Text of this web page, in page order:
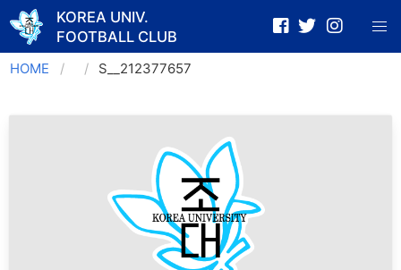
Skip
to
KOREA UNIV.
FOOTBALL CLUB
HOME S__212377657